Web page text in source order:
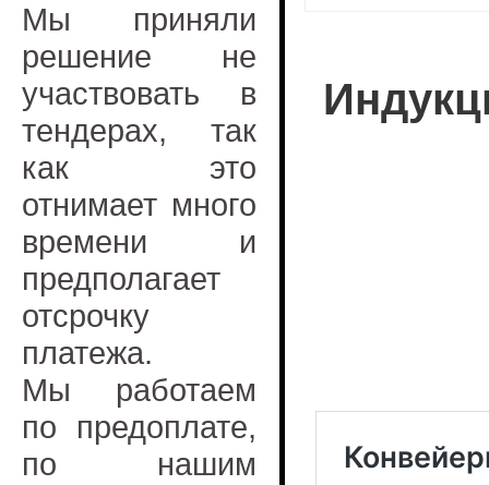
Мы приняли
решение не
участвовать в
тендерах, так
как это
отнимает много
времени и
предполагает
отсрочку
платежа.
Мы работаем
по предоплате,
по нашим